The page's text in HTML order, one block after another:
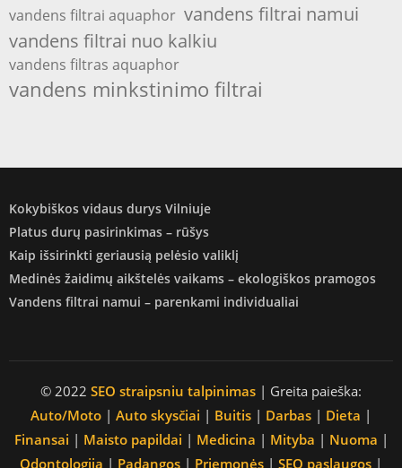
vandens filtrai aquaphor vandens filtrai namui
vandens filtrai nuo kalkiu
vandens filtras aquaphor
vandens minkstinimo filtrai
Kokybiškos vidaus durys Vilniuje
Platus durų pasirinkimas – rūšys
Kaip išsirinkti geriausią pelėsio valiklį
Medinės žaidimų aikštelės vaikams – ekologiškos pramogos
Vandens filtrai namui – parenkami individualiai
© 2022 SEO straipsniu talpinimas | Greita paieška:
Auto/Moto | Auto skysčiai | Buitis | Darbas | Dieta |
Finansai | Maisto papildai | Medicina | Mityba | Nuoma |
Odontologija | Padangos | Priemonės | SEO paslaugos |